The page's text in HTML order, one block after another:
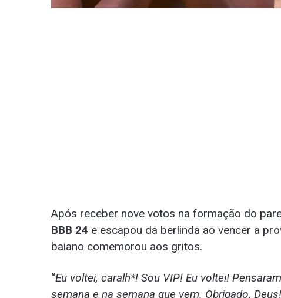
Após receber nove votos na formação do
BBB 24 e escapou da berlinda ao vencer a
baiano comemorou aos gritos.
“Eu voltei, caralh*! Sou VIP! Eu voltei!
semana e na semana que vem. Obrigado,